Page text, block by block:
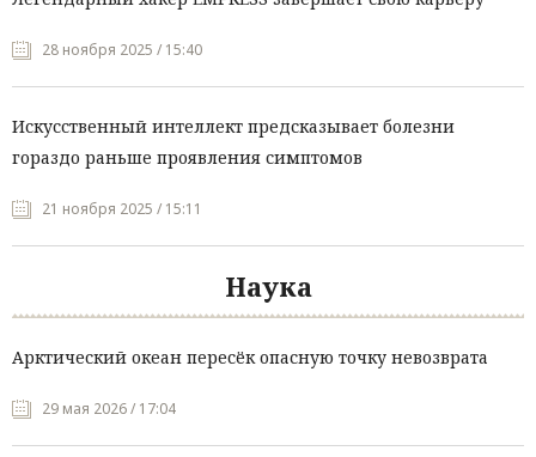
28 ноября 2025 / 15:40
Искусственный интеллект предсказывает болезни
гораздо раньше проявления симптомов
21 ноября 2025 / 15:11
Наука
Арктический океан пересёк опасную точку невозврата
29 мая 2026 / 17:04